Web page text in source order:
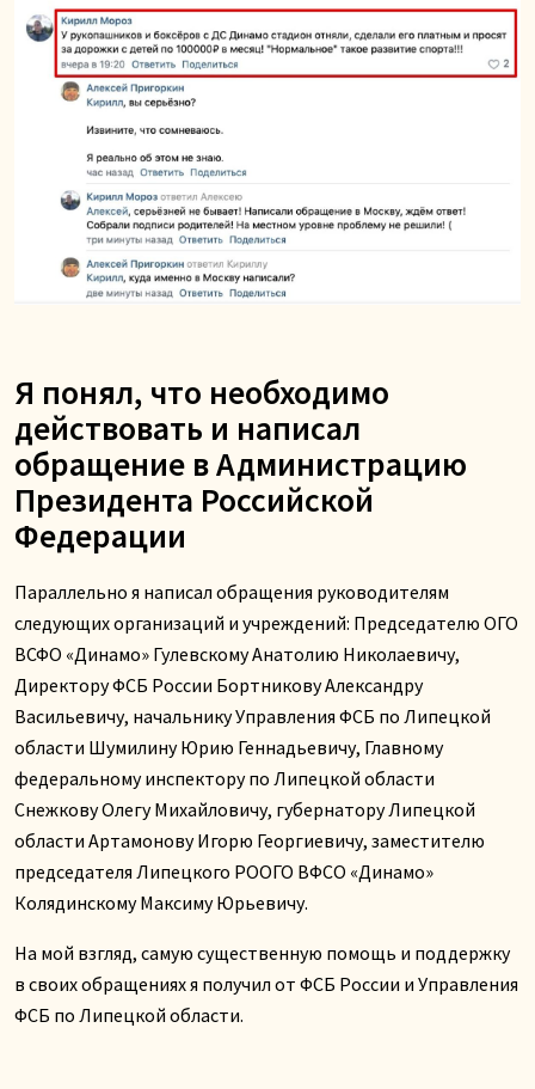
Я понял, что необходимо
действовать и написал
обращение в Администрацию
Президента Российской
Федерации
Параллельно я написал обращения руководителям
следующих организаций и учреждений: Председателю ОГО
ВСФО «Динамо» Гулевскому Анатолию Николаевичу,
Директору ФСБ России Бортникову Александру
Васильевичу, начальнику Управления ФСБ по Липецкой
области Шумилину Юрию Геннадьевичу, Главному
федеральному инспектору по Липецкой области
Снежкову Олегу Михайловичу, губернатору Липецкой
области Артамонову Игорю Георгиевичу, заместителю
председателя Липецкого РООГО ВФСО «Динамо»
Колядинскому Максиму Юрьевичу.
На мой взгляд, самую существенную помощь и поддержку
в своих обращениях я получил от ФСБ России и Управления
ФСБ по Липецкой области.